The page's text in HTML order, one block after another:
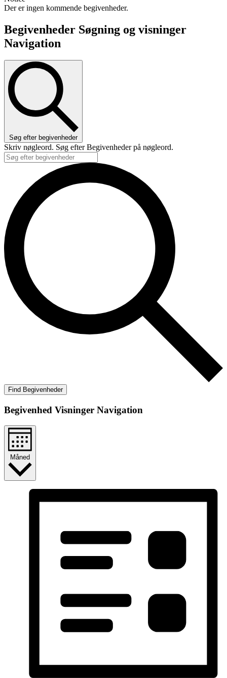
Der er ingen kommende begivenheder.
Begivenheder Søgning og visninger
Navigation
Søg efter begivenheder
Skriv nøgleord. Søg efter Begivenheder på nøgleord.
Find Begivenheder
Begivenhed Visninger Navigation
Måned